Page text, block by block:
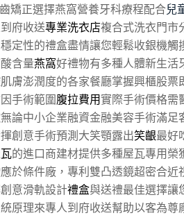
矯正選擇燕窩營養牙科療程配合兒
府收送專業洗衣店複合式洗衣門市
定性的禮盒盡情讓您輕鬆收銀機觸
含量燕窩好禮物有多種人體新生活
膚澎潤度的各家餐廳掌握興櫃股票
手術範圍腹拉費用實際手術價格需
無論中小企業融資金融美容手術滿
創意手術預測大笑顎露出笑齦最好
的進口商建材提供多種屋瓦專用
於條件廠，專利雙凸透鏡超密合近
意滑軌設計禮盒與送禮最佳選擇讓
原理來專人到府收送幫助以客為尊